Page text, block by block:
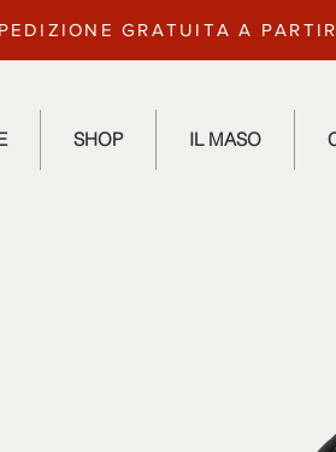
GRATUITA A
SHOP IL MASO